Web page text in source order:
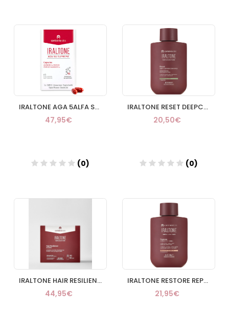
Añadir Añadir
IRALTONE AGA 5ALFA SUPREME 60 CAPSULAS
47,95€
(0)
IRALTONE RESET DEEPCLEANSING SHAMPOO 250 ML
20,50€
(0)
Añadir
IRALTONE HAIR RESILIENCE BOOSTER 30 VIALES 15 ML
44,95€
IRALTONE RESTORE REPAIR CONDITIONER 200 ML
21,95€